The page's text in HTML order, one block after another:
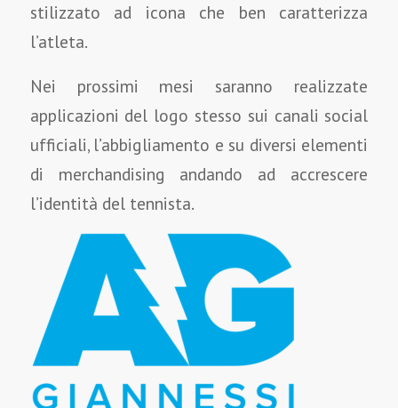
stilizzato ad icona che ben caratterizza
l’atleta.
Nei prossimi mesi saranno realizzate
applicazioni del logo stesso sui canali social
ufficiali, l’abbigliamento e su diversi elementi
di merchandising andando ad accrescere
l’identità del tennista.